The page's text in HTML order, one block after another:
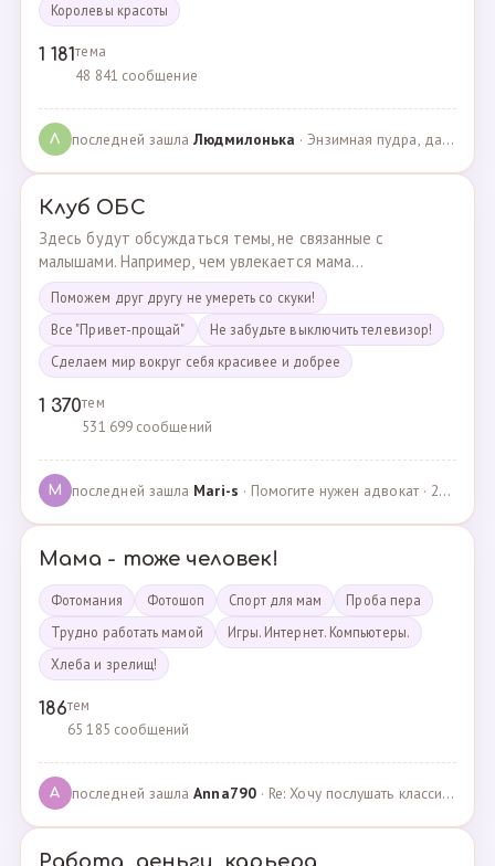
Королевы красоты
1 181тема
48 841 сообщение
Л последней зашлаЛюдмилонькa · Энзимная пудра, да или нет? · 29.06.2025
Клуб ОБС
Здесь будут обсуждаться темы, не связанные с
малышами. Например, чем увлекается мама...
Поможем друг другу не умереть со скуки!
Все "Привет-прощай"
Не забудьте выключить телевизор!
Сделаем мир вокруг себя красивее и добрее
1 370тем
531 699 сообщений
M последней зашла Mari-s · Помогите нужен адвокат · 24.04.2025
Мама - тоже человек!
Фотомания Фотошоп Спорт для мам
Проба пера
Трудно работать мамой
Игры. Интернет. Компьютеры.
Хлеба и зрелищ!
186тем
65 185 сообщений
A последней зашлаAnna790· Re: Хочу послушать классику · 22.03.2025
Работа, деньги, карьера